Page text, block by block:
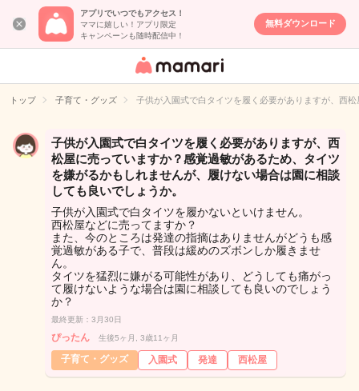
アプリでいつでもアクセス！
ママに嬉しい！アプリ限定
キャンペーンも随時配信中！
無料ダウンロード
女性専用匿名QA
イト
トップ 子育て・グッズ 子供が入園式で白タイツを履く必要がありますが、西
子供が入園式で白タイツを履く必要がありますが、西
松屋に売っていますか？感覚過敏があるため、タイツ
を嫌がるかもしれませんが、履けない場合は園に相談
しても良いでしょうか。
子供が入園式で白タイツを履かないといけません。
西松屋などに売ってますか？
また、今のところは発達の指摘はありませんがどうも感
覚過敏がある子で、普段は緩めのズボンしか履きませ
ん。
タイツを猛烈に嫌がる可能性があり、どうしても痛がっ
て履けないような場合は園に相談しても良いのでしょう
か？
最終更新：3月30日
ぴったん 生後5ヶ月, 3歳11ヶ月
子育て・グッズ 入園式 発達 西松屋